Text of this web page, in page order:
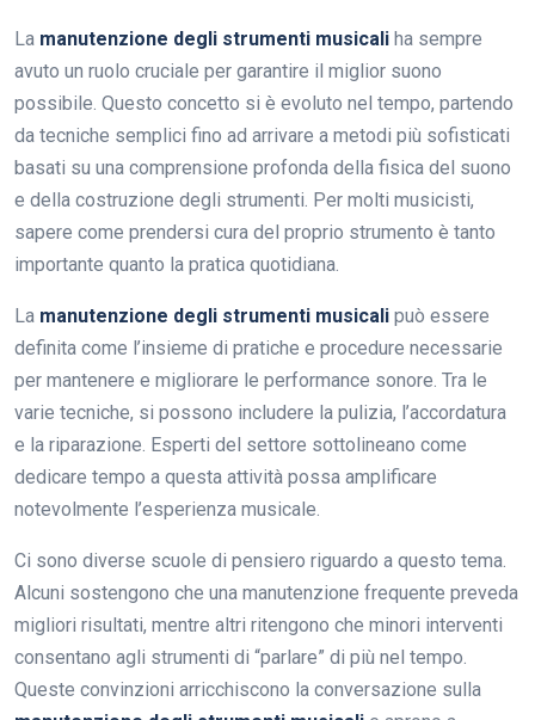
La manutenzione degli strumenti musicali ha sempre
avuto un ruolo cruciale per garantire il miglior suono
possibile. Questo concetto si è evoluto nel tempo, partendo
da tecniche semplici fino ad arrivare a metodi più sofisticati
basati su una comprensione profonda della fisica del suono
e della costruzione degli strumenti. Per molti musicisti,
sapere come prendersi cura del proprio strumento è tanto
importante quanto la pratica quotidiana.
La manutenzione degli strumenti musicali può essere
definita come l’insieme di pratiche e procedure necessarie
per mantenere e migliorare le performance sonore. Tra le
varie tecniche, si possono includere la pulizia, l’accordatura
e la riparazione. Esperti del settore sottolineano come
dedicare tempo a questa attività possa amplificare
notevolmente l’esperienza musicale.
Ci sono diverse scuole di pensiero riguardo a questo tema.
Alcuni sostengono che una manutenzione frequente preveda
migliori risultati, mentre altri ritengono che minori interventi
consentano agli strumenti di “parlare” di più nel tempo.
Queste convinzioni arricchiscono la conversazione sulla